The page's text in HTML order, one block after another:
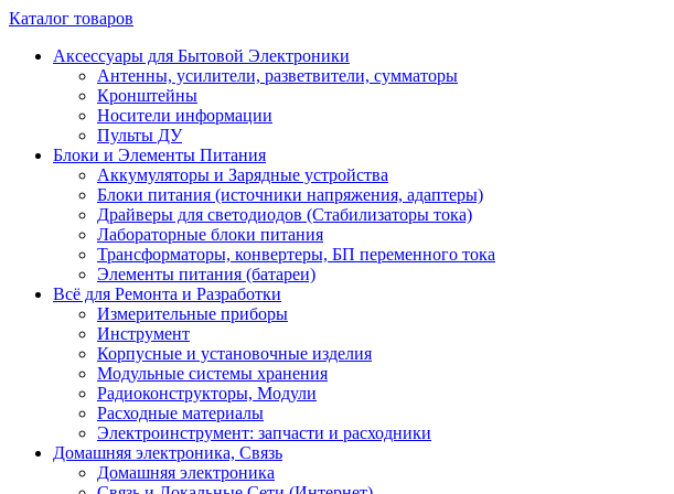
Каталог товаров
Аксессуары для Бытовой Электроники
Антенны, усилители, разветвители, сумматоры
Кронштейны
Носители информации
Пульты ДУ
Блоки и Элементы Питания
Аккумуляторы и Зарядные устройства
Блоки питания (источники напряжения, адаптеры)
Драйверы для светодиодов (Стабилизаторы тока)
Лабораторные блоки питания
Трансформаторы, конвертеры, БП переменного тока
Элементы питания (батареи)
Всё для Ремонта и Разработки
Измерительные приборы
Инструмент
Корпусные и установочные изделия
Модульные системы хранения
Радиоконструкторы, Модули
Расходные материалы
Электроинструмент: запчасти и расходники
Домашняя электроника, Связь
Домашняя электроника